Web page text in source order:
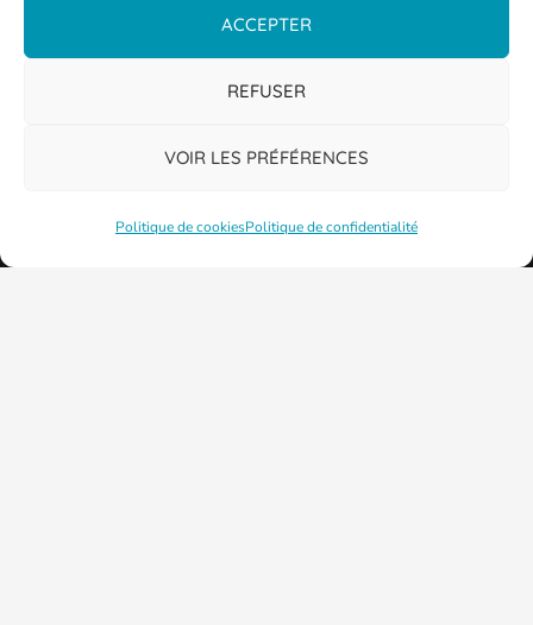
ACCEPTER
REFUSER
VOIR LES PRÉFÉRENCES
Politique de cookiesPolitique de confidentialité